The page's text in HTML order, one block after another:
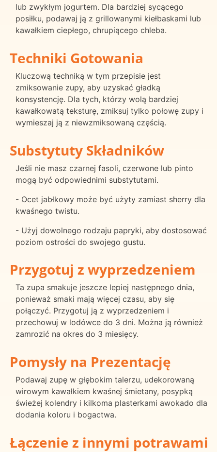
lub zwykłym jogurtem. Dla bardziej sycącego
posiłku, podawaj ją z grillowanymi kiełbaskami lub
kawałkiem ciepłego, chrupiącego chleba.
Techniki Gotowania
Kluczową techniką w tym przepisie jest
zmiksowanie zupy, aby uzyskać gładką
konsystencję. Dla tych, którzy wolą bardziej
kawałkowatą teksturę, zmiksuj tylko połowę zupy i
wymieszaj ją z niewzmiksowaną częścią.
Substytuty Składników
Jeśli nie masz czarnej fasoli, czerwone lub pinto
mogą być odpowiednimi substytutami.
- Ocet jabłkowy może być użyty zamiast sherry dla
kwaśnego twistu.
- Użyj dowolnego rodzaju papryki, aby dostosować
poziom ostrości do swojego gustu.
Przygotuj z wyprzedzeniem
Ta zupa smakuje jeszcze lepiej następnego dnia,
ponieważ smaki mają więcej czasu, aby się
połączyć. Przygotuj ją z wyprzedzeniem i
przechowuj w lodówce do 3 dni. Można ją również
zamrozić na okres do 3 miesięcy.
Pomysły na Prezentację
Podawaj zupę w głębokim talerzu, udekorowaną
wirowym kawałkiem kwaśnej śmietany, posypką
świeżej kolendry i kilkoma plasterkami awokado dla
dodania koloru i bogactwa.
Łączenie z innymi potrawami